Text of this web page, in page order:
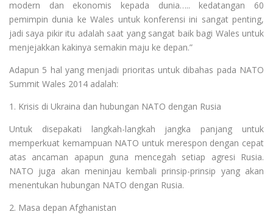
modern dan ekonomis kepada dunia….. kedatangan 60
pemimpin dunia ke Wales untuk konferensi ini sangat penting,
jadi saya pikir itu adalah saat yang sangat baik bagi Wales untuk
menjejakkan kakinya semakin maju ke depan.”
Adapun 5 hal yang menjadi prioritas untuk dibahas pada NATO
Summit Wales 2014 adalah:
1. Krisis di Ukraina dan hubungan NATO dengan Rusia
Untuk disepakati langkah-langkah jangka panjang untuk
memperkuat kemampuan NATO untuk merespon dengan cepat
atas ancaman apapun guna mencegah setiap agresi Rusia.
NATO juga akan meninjau kembali prinsip-prinsip yang akan
menentukan hubungan NATO dengan Rusia.
2. Masa depan Afghanistan